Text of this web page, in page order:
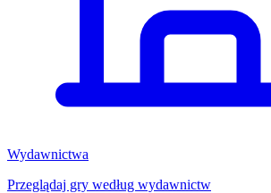
Wydawnictwa
Przeglądaj gry według wydawnictw